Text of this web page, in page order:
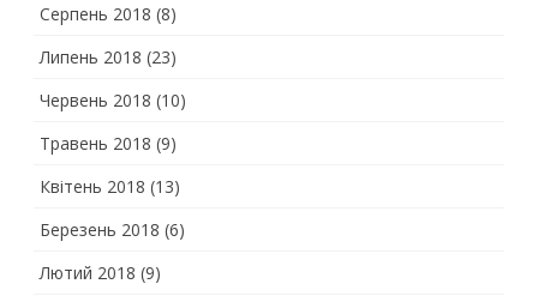
Серпень 2018 (8)
Липень 2018 (23)
Червень 2018 (10)
Травень 2018 (9)
Квітень 2018 (13)
Березень 2018 (6)
Лютий 2018 (9)